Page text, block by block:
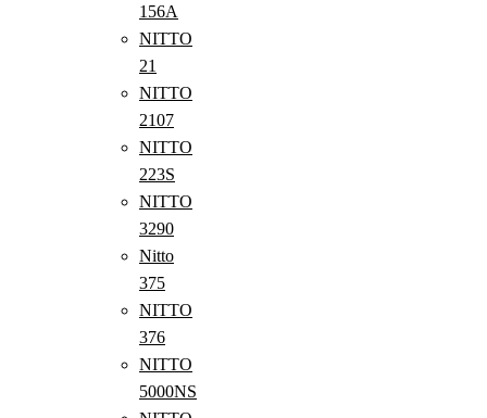
156A
NITTO
21
NITTO
2107
NITTO
223S
NITTO
3290
Nitto
375
NITTO
376
NITTO
5000NS